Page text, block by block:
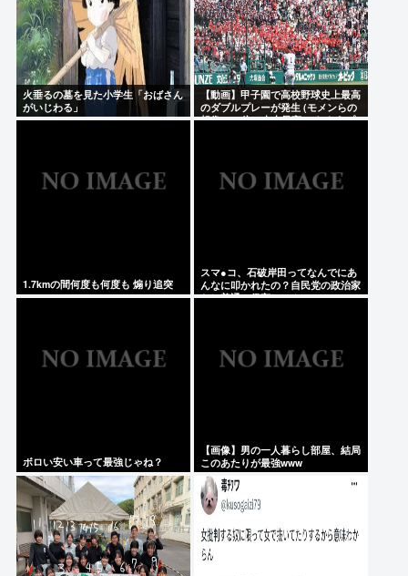
火垂るの墓を見た小学生「おばさん
がいじわる」
【動画】甲子園で高校野球史上最高
のダブルプレーが発生 (モメンらの
想像の25倍は史上最高)これもうプ
1.7kmの間何度も何度も 煽り追突
スマ●コ、石破岸田ってなんでにあ
んなに叩かれたの？自民党の政治家
だし普通に保守じゃん
ボロい安い車って最強じゃね？
【画像】男の一人暮らし部屋、結局
このあたりが最強www